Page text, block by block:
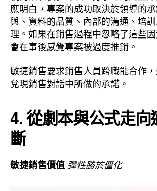
應明白，專案的成功取決於領導的
與、資料的品質、內部的溝通、培
理。如果在銷售過程中忽略了這些
會在事後感覺專案被過度推銷。
敏捷銷售要求銷售人員跨職能合作
兌現銷售對話中所做的承諾。
4. 從劇本與公式走向
斷
敏捷銷售價值 彈性勝於僵化